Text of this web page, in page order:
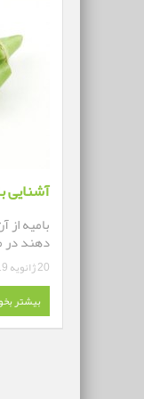
آشنایی
بامیه
دهند در
20 ژانویه 2019
بیشتر